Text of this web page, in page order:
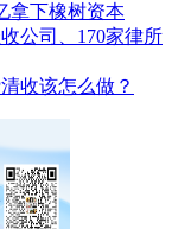
拿下橡树资本
公司、170家律所
收该怎么做？